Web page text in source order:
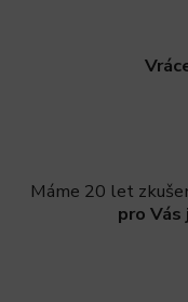
Máme 20 let
pro